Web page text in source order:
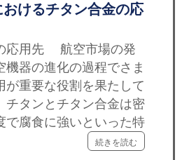
けるチタン合金の応
応用先 航空市場の発
機器の進化の過程でさま
が重要な役割を果たして
チタンとチタン合金は密
で腐食に強いといった特
続きを読む